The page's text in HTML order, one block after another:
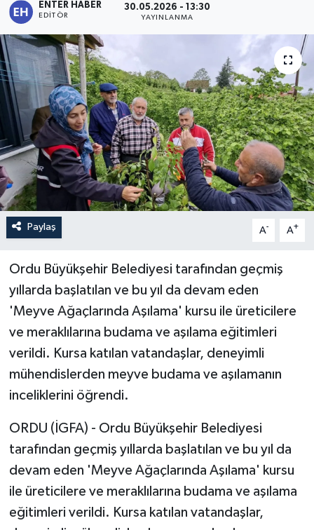
ENTER HABER
EDITÖR
30.05.2026 - 13:30
YAYINLANMA
Paylaş A- A+
Ordu Büyükşehir Belediyesi tarafından geçmiş
yıllarda başlatılan ve bu yıl da devam eden
'Meyve Ağaçlarında Aşılama' kursu ile üreticilere
ve meraklılarına budama ve aşılama eğitimleri
verildi. Kursa katılan vatandaşlar, deneyimli
mühendislerden meyve budama ve aşılamanın
inceliklerini öğrendi.
ORDU (İGFA) - Ordu Büyükşehir Belediyesi
tarafından geçmiş yıllarda başlatılan ve bu yıl da
devam eden 'Meyve Ağaçlarında Aşılama' kursu
ile üreticilere ve meraklılarına budama ve aşılama
eğitimleri verildi. Kursa katılan vatandaşlar,